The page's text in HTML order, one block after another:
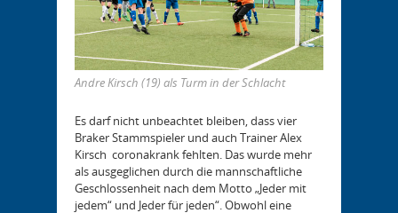
Andre Kirsch (19) als Turm in der Schlacht
Es darf nicht unbeachtet bleiben, dass vier
Braker Stammspieler und auch Trainer Alex
Kirsch coronakrank fehlten. Das wurde mehr
als ausgeglichen durch die mannschaftliche
Geschlossenheit nach dem Motto „Jeder mit
jedem“ und Jeder für jeden“. Obwohl eine